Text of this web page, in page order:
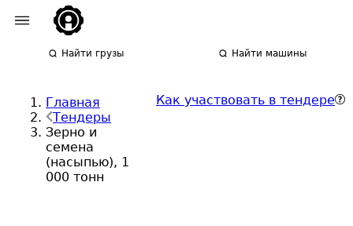
Найти грузы Найти машины
Главная
Тендеры
Зерно и
семена
(насыпью), 1
000 тонн
Как участвовать в тендере